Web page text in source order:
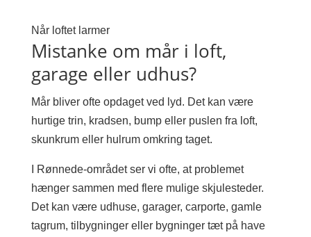
Når loftet larmer
Mistanke om mår i loft,
garage eller udhus?
Mår bliver ofte opdaget ved lyd. Det kan være
hurtige trin, kradsen, bump eller puslen fra loft,
skunkrum eller hulrum omkring taget.
I Rønnede-området ser vi ofte, at problemet
hænger sammen med flere mulige skjulesteder.
Det kan være udhuse, garager, carporte, gamle
tagrum, tilbygninger eller bygninger tæt på have